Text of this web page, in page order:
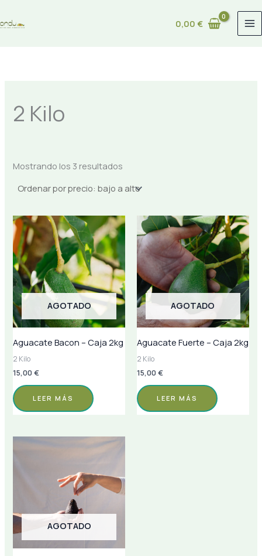
al
0,00 €
2 Kilo
Mostrando los 3 resultados
AGOTADO
Aguacate Bacon – Caja 2kg
2 Kilo
15,00€
LEER MÁS
AGOTADO
Aguacate Fuerte – Caja 2kg
2 Kilo
15,00€
LEER MÁS
AGOTADO